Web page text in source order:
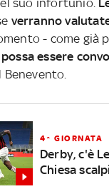
verranno
- come già
essere
4^ GIORNATA
Derby, c'è
Chiesa